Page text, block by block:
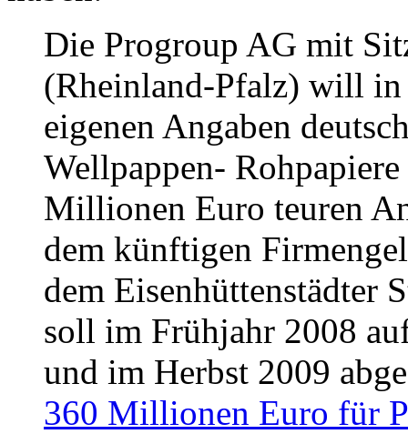
Die Progroup AG mit
(Rheinland-Pfalz) will in
eigenen Angaben
Wellpappen-
Millionen Euro teuren
dem künftigen
dem Eisenhüttenstädter
soll im Frühjahr 2008
und im Herbst 2009
360 Millionen Euro für